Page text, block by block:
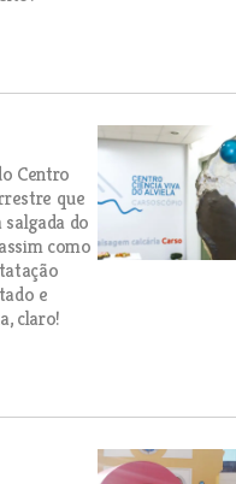
Centro
que
do
como
e
claro!